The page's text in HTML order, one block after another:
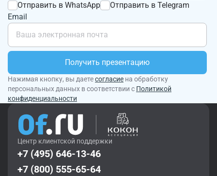
Отправить в WhatsApp
Отправить в Telegram
Email
Получить презентацию
Нажимая кнопку, вы даетесогласие на обработку
персональных данных в соответствии с Политикой
конфиденциальности
Центр клиентской поддержки
+7 (495) 646-13-46
+7 (800) 555-65-64